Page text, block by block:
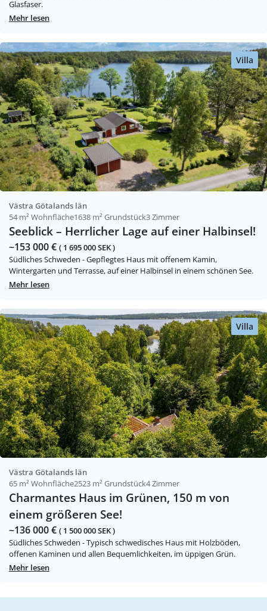
Glasfaser.
Mehr lesen
Villa
Västra Götalands län
54 m² Wohnfläche1638 m² Grundstück3 Zimmer
Seeblick – Herrlicher Lage auf einer Halbinsel!
~153 000 € ( 1 695 000 SEK )
Südliches Schweden - Gepflegtes Haus mit offenem Kamin,
Wintergarten und Terrasse, auf einer Halbinsel in einem schönen See.
Mehr lesen
Villa
Västra Götalands län
65 m² Wohnfläche2523 m² Grundstück4 Zimmer
Charmantes Haus im Grünen, 150 m von
einem größeren See!
~136 000 € ( 1 500 000 SEK )
Südliches Schweden - Typisch schwedisches Haus mit Holzböden,
offenen Kaminen und allen Bequemlichkeiten, im üppigen Grün.
Mehr lesen